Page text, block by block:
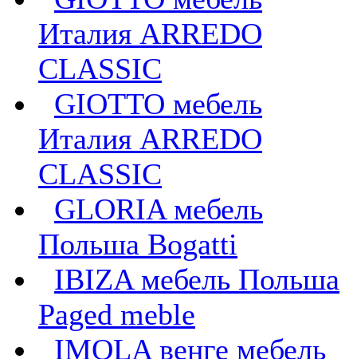
Италия ARREDO
CLASSIC
GIOTTO мебель
Италия ARREDO
CLASSIC
GLORIA мебель
Польша Bogatti
IBIZA мебель Польша
Paged meble
IMOLA венге мебель